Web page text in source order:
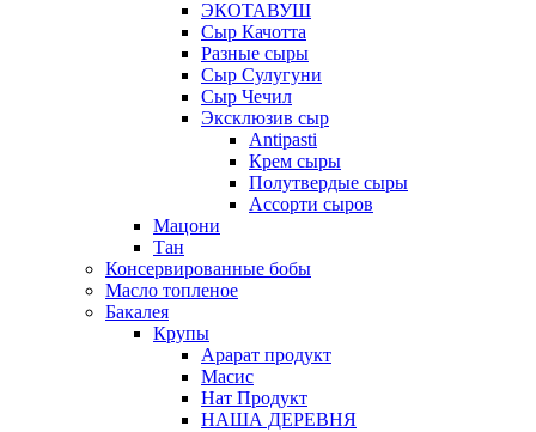
ЭКОТАВУШ
Сыр Качотта
Разные сыры
Сыр Сулугуни
Сыр Чечил
Эксклюзив сыр
Antipasti
Крем сыры
Полутвердые сыры
Ассорти сыров
Мацони
Тан
Консервированные бобы
Масло топленое
Бакалея
Крупы
Арарат продукт
Масис
Нат Продукт
НАША ДЕРЕВНЯ